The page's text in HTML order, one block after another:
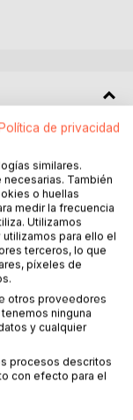
temática
diálogo acerca
y literarios,
Con ello
de modo
en cuestión las
las
a
puede
de la
y el
Política de privacidad
similares.
También
o huellas
medir la frecuencia
Utilizamos
para ello el
terceros, lo que
píxeles de
otros proveedores
ninguna
y cualquier
procesos descritos
con efecto para el